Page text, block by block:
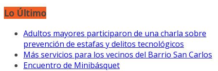
Lo Último
Adultos mayores participaron de una charla sobre
prevención de estafas y delitos tecnológicos
Más servicios para los vecinos del Barrio San Carlos
Encuentro de Minibásquet